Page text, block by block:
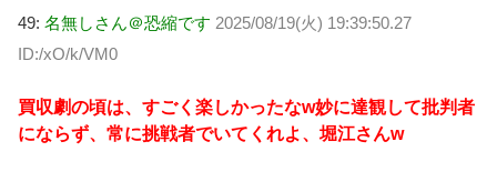
49: 名無しさん＠恐縮です 2025/08/19(火) 19:39:50.27
ID:/xO/k/VM0
買収劇の頃は、すごく楽しかったなw妙に達観して批判者
にならず、常に挑戦者でいてくれよ、堀江さんw